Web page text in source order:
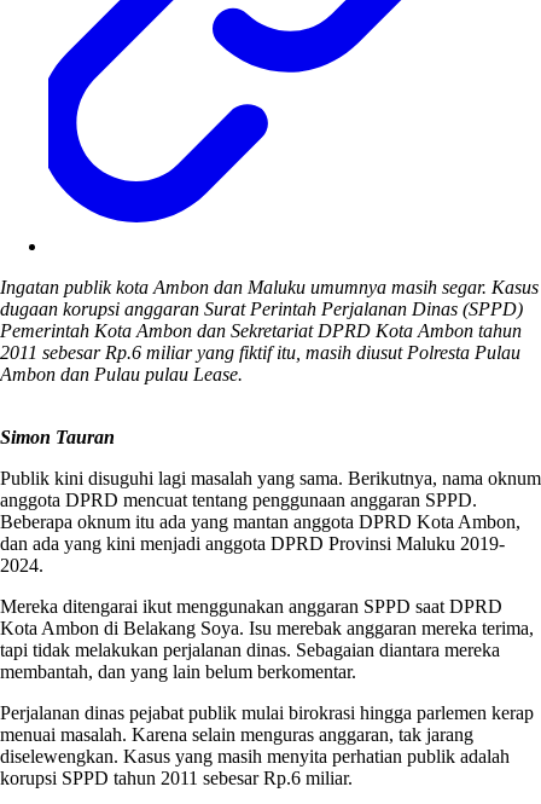
Ingatan publik kota Ambon dan Maluku umumnya masih segar. Kasus
dugaan korupsi anggaran Surat Perintah Perjalanan Dinas (SPPD)
Pemerintah Kota Ambon dan Sekretariat DPRD Kota Ambon tahun
2011 sebesar Rp.6 miliar yang fiktif itu, masih diusut Polresta Pulau
Ambon dan Pulau pulau Lease.
Simon Tauran
Publik kini disuguhi lagi masalah yang sama. Berikutnya, nama oknum
anggota DPRD mencuat tentang penggunaan anggaran SPPD.
Beberapa oknum itu ada yang mantan anggota DPRD Kota Ambon,
dan ada yang kini menjadi anggota DPRD Provinsi Maluku 2019-
2024.
Mereka ditengarai ikut menggunakan anggaran SPPD saat DPRD
Kota Ambon di Belakang Soya. Isu merebak anggaran mereka terima,
tapi tidak melakukan perjalanan dinas. Sebagaian diantara mereka
membantah, dan yang lain belum berkomentar.
Perjalanan dinas pejabat publik mulai birokrasi hingga parlemen kerap
menuai masalah. Karena selain menguras anggaran, tak jarang
diselewengkan. Kasus yang masih menyita perhatian publik adalah
korupsi SPPD tahun 2011 sebesar Rp.6 miliar.